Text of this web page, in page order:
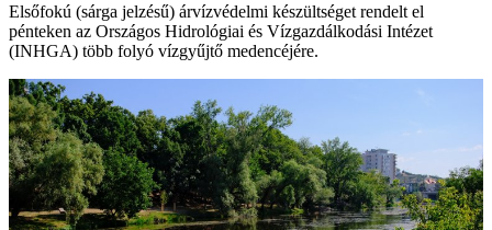
Elsőfokú (sárga jelzésű) árvízvédelmi készültséget rendelt el
pénteken az Országos Hidrológiai és Vízgazdálkodási Intézet
(INHGA) több folyó vízgyűjtő medencéjére.